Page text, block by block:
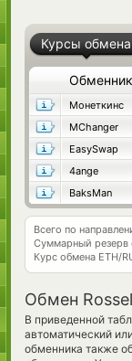
Курсы обмена
Обменник
Монеткинс
MChanger
EasySwap
4ange
BaksMan
Всего по
Суммарный резерв
Курс обмена ETH/
Обмен
В приведенной
автоматический
обменника также